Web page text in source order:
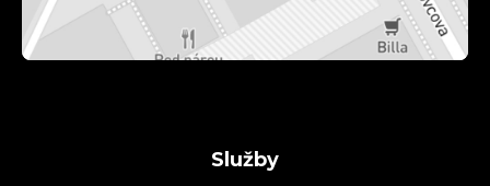
Služby